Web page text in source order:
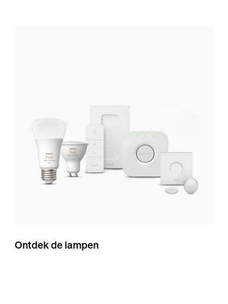
Ontdek de lampen